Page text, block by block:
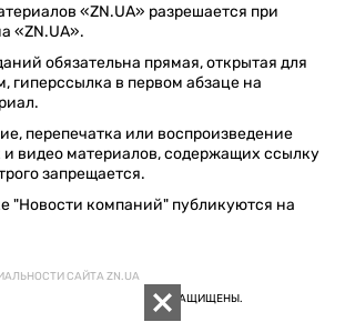
«ZN.UA» разрешается при
«ZN.UA».
обязательна прямая, открытая для
гиперссылка в первом абзаце на
перепечатка или воспроизведение
видео материалов, содержащих ссылку
запрещается.
"Новости компаний" публикуются на
САЙТА ZN.UA
НЕДЕЛИ. УКРАИНА». ВСЕ ПРАВА ЗАЩИЩЕНЫ.